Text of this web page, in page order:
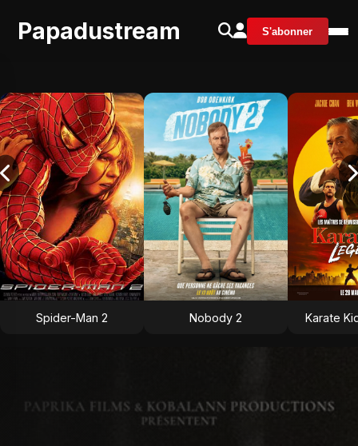
Papadustream S'abonner
Spider-Man 2 Nobody 2 Karate